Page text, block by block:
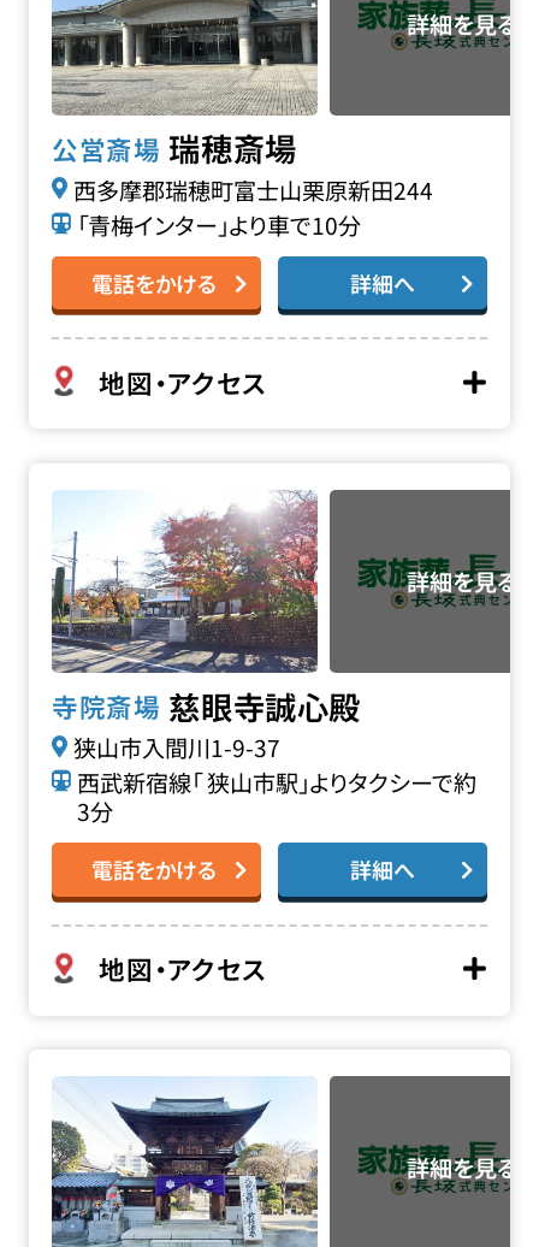
公営斎場 瑞穂斎場
西多摩郡瑞穂町富士山栗原新田244
「青梅インター」より車で10分
電話をかける 詳細へ
地図・アクセス
寺院斎場 慈眼寺誠心殿
狭山市入間川1-9-37
西武新宿線「 狭山市駅」よりタクシーで約
3分
電話をかける 詳細へ
地図・アクセス